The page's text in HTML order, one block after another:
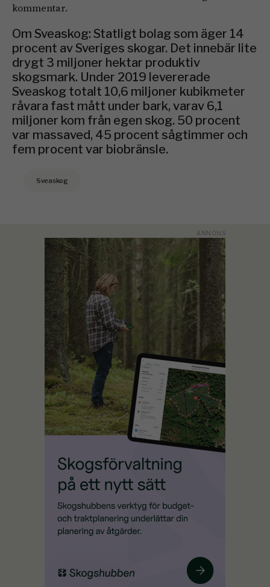
kommentar.
Om Sveaskog: Statligt bolag som äger 14
procent av Sveriges skogar. Det innebär lite
drygt 3 miljoner hektar produktiv
skogsmark. Under 2019 levererade
Sveaskog totalt 10,6 miljoner kubikmeter
råvara fast mått under bark, varav 6,1
miljoner kom från egen skog. 50 procent
var massaved, 45 procent sågtimmer och
fem procent var biobränsle.
Sveaskog